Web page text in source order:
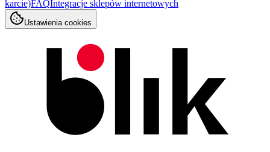
karcie)FAQIntegracje sklepów internetowych
Ustawienia cookies